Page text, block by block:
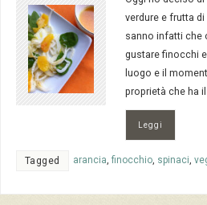
verdure e frutta
sanno infatti che
gustare finocchi
luogo e il
proprietà che ha
Leggi
Tagged arancia finocchio, spinaci